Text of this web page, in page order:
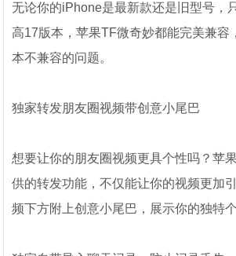
无论你的iPhone是最新款还是旧型号，
高17版本，苹果TF微奇妙都能完美兼容
本不兼容的问题。
独家转发朋友圈视频带创意小尾巴
想要让你的朋友圈视频更具个性吗？苹
供的转发功能，不仅能让你的视频更加
频下方附上创意小尾巴，展示你的独特个